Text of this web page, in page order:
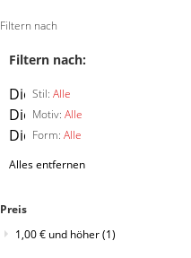
Filtern nach
Filtern nach:
Stil: Alle
Diesen
Artikel
entfernen
Motiv: Alle
Diesen
Artikel
entfernen
Form: Alle
Diesen
entfernen
Alles entfernen
Preis
1,00 € und höher(1)